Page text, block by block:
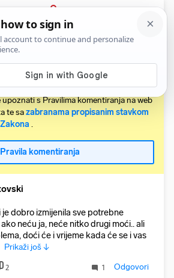
PRIJAVA
Relevantni
koji želi komentirati članke obvezan je
s Pravilima komentiranja na web
te sazabranama propisanim stavkom
.
Pravila komentiranja
dobro izmijenila sve potrebne
neću ja, neće nitko drugi moći.. ali
doći će i vrijeme kada će se i vas
Prikaži još ↓
2 1 Odgovori